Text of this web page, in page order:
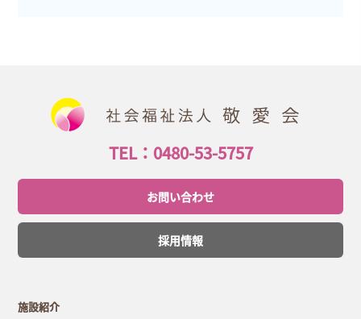
TEL：0480-53-5757
お問い合わせ
採用情報
施設紹介